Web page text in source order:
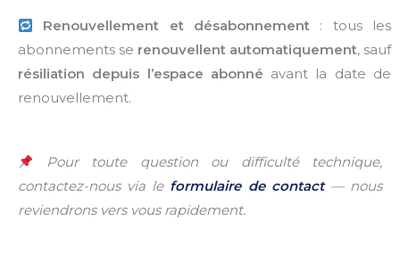
Renouvellement et désabonnement : tous les
abonnements se renouvellent automatiquement, sauf
résiliation depuis l’espace abonné avant la date de
renouvellement.
Pour toute question ou difficulté technique,
contactez-nous via le formulaire de contact— nous
reviendrons vers vous rapidement.